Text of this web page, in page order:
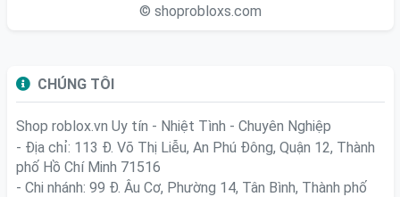
© shoprobloxs.com
CHÚNG TÔI
Shop roblox.vn Uy tín - Nhiệt Tình - Chuyên Nghiệp
- Địa chỉ: 113 Đ. Võ Thị Liễu, An Phú Đông, Quận 12, Thành
phố Hồ Chí Minh 71516
- Chi nhánh: 99 Đ. Âu Cơ, Phường 14, Tân Bình, Thành phố